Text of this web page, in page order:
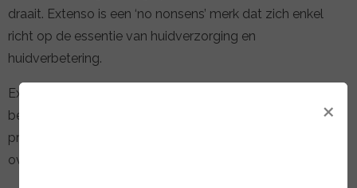
draait. Extenso is een ‘no nonsens’ merk dat zich enkel
richt op de essentie van huidverzorging en
huidverbetering.
Extenso is 100% Vegan, rijk aan natuurlijke ingrediënten en
bevat zorgvuldig geselecteerde werkstoffen. De
producten zijn vrij van parabenen, minerale oliën,
overbodige geur- en kleurstoffen en uiteraard dierproefvrij.
×